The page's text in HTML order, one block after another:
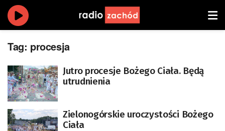
Tag: procesja
Jutro procesje Bożego Ciała. Będą
utrudnienia
Zielonogórskie uroczystości Bożego
Ciała